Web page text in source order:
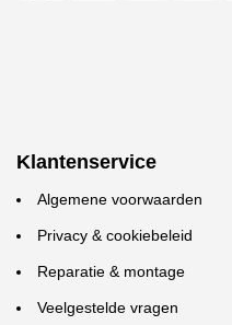
Klantenservice
Algemene voorwaarden
Privacy & cookiebeleid
Reparatie & montage
Veelgestelde vragen